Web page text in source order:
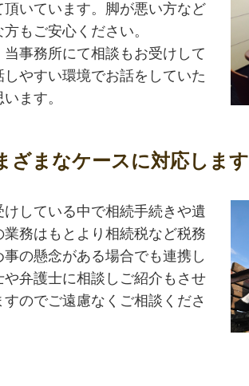
頂いています。脚が悪い方など
もご安心ください。
事務所にて相談もお受けして
しやすい環境でお話をしていた
ます。
ざまなケースに対応します
けしている中で相続手続きや遺
業務はもとより相続税など税務
の懸念がある場合でも連携し
や弁護士に相談しご紹介もさせ
のでご遠慮なくご相談くださ